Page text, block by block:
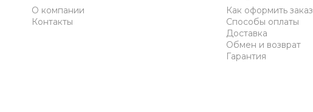
О компании
Контакты
Как оформить заказ
Способы оплаты
Доставка
Обмен и возврат
Гарантия